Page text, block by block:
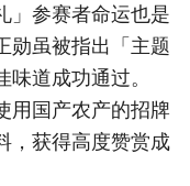
」参赛者命运也是
勋虽被指出「主题
道成功通过。
用国产农产的招牌
，获得高度赞赏成